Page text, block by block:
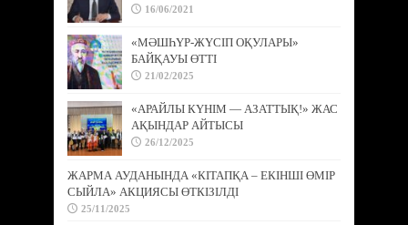
16/06/2021
«МӘШҺҮР-ЖҮСІП ОҚУЛАРЫ»
БАЙҚАУЫ ӨТТІ
21/02/2025
«АРАЙЛЫ КҮНІМ — АЗАТТЫҚ!» ЖАС
АҚЫНДАР АЙТЫСЫ
26/12/2025
ЖАРМА АУДАНЫНДА «КІТАПҚА – ЕКІНШІ ӨМІР
СЫЙЛА» АКЦИЯСЫ ӨТКІЗІЛДІ
25/11/2025